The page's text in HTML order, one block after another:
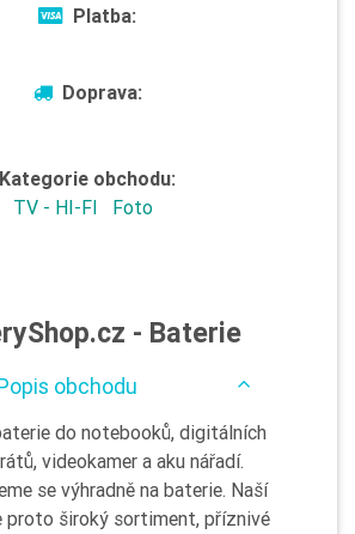
Platba:
Doprava:
Kategorie obchodu:
TV - HI-FI
Foto
- Baterie
obchodu
do notebooků, digitálních
videokamer a aku nářadí.
se výhradně na baterie. Naší
proto široký sortiment, příznivé